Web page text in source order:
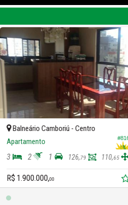
Balneário Camboriú -Centro
Apartamento
3 2 1 126,79 110,65
R$ 1.900.000,00